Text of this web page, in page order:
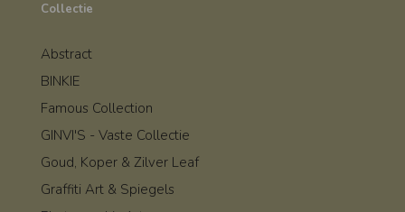
Collectie
Abstract
BINKIE
Famous Collection
GINVI'S - Vaste Collectie
Goud, Koper & Zilver Leaf
Graffiti Art & Spiegels